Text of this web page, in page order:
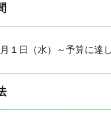
１日（水）～予算に達